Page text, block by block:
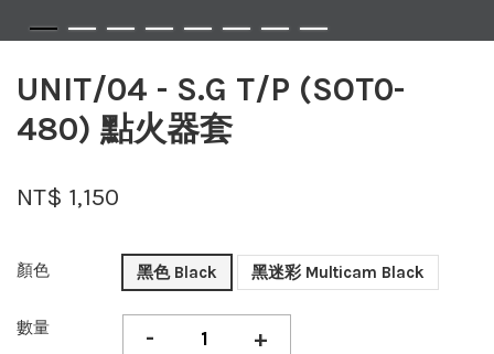
UNIT/04 - S.G T/P (SOT0-
480) 點火器套
NT$ 1,150
顏色 黑色 Black 黑迷彩 Multicam Black
數量 - +